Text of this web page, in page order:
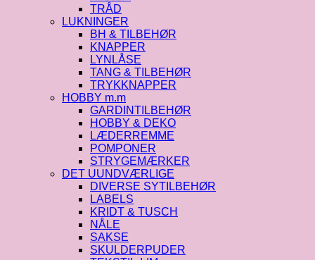
TRÅD
LUKNINGER
BH & TILBEHØR
KNAPPER
LYNLÅSE
TANG & TILBEHØR
TRYKKNAPPER
HOBBY m.m
GARDINTILBEHØR
HOBBY & DEKO
LÆDERREMME
POMPONER
STRYGEMÆRKER
DET UUNDVÆRLIGE
DIVERSE SYTILBEHØR
LABELS
KRIDT & TUSCH
NÅLE
SAKSE
SKULDERPUDER